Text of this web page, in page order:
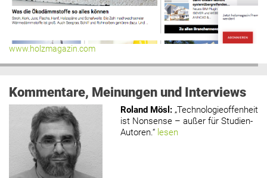
www.holzmagazin.com
Kommentare, Meinungen und Interviews
Roland Mösl : „Technologieoffenheit
ist Nonsense – außer für Studien-
Autoren.“ lesen